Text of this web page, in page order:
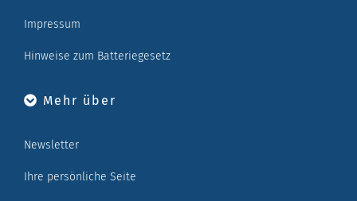
Impressum
Hinweise zum Batteriegesetz
Mehr über
Newsletter
Ihre persönliche Seite